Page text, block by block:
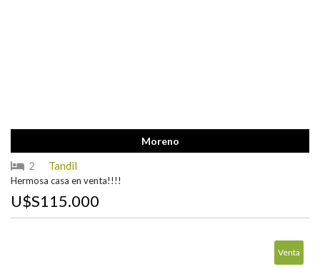
Moreno
2 Tandil
Hermosa casa en venta!!!!
U$S115.000
Venta